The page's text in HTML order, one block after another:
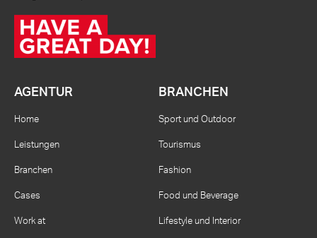
AGENTUR
Home
Leistungen
Branchen
Cases
Work at
BRANCHEN
Sport und Outdoor
Tourismus
Fashion
Food und Beverage
Lifestyle und Interior